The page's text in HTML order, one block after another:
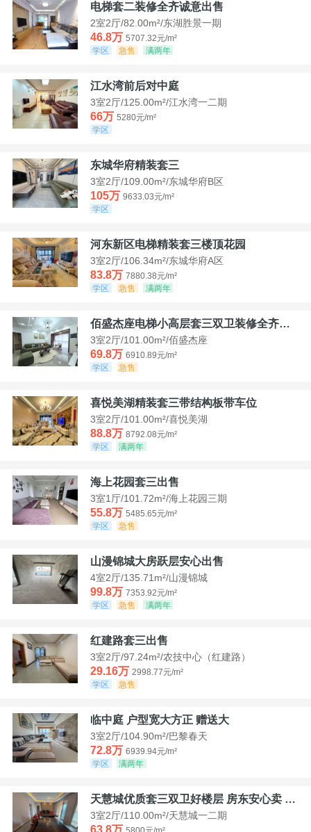
电梯套二装修全齐诚意出售
2室2厅/82.00m²/东湖胜景一期
46.8万 5707.32元/m²
学区
急售 满两年
江水湾前后对中庭
3室2厅/125.00m²/江水湾一二期
66万 5280元/m²
学区
东城华府精装套三
3室2厅/109.00m²/东城华府B区
105万 9633.03元/m²
学区
河东新区电梯精装套三楼顶花园
3室2厅/106.34m²/东城华府A区
83.8万 7880.38元/m²
学区
急售 满两年
佰盛杰座电梯小高层套三双卫装修全齐诚意出售
3室2厅/101.00m²/佰盛杰座
69.8万 6910.89元/m²
学区
急售
喜悦美湖精装套三带结构板带车位
3室2厅/101.00m²/喜悦美湖
88.8万 8792.08元/m²
学区
满两年
海上花园套三出售
3室1厅/101.72m²/海上花园三期
55.8万 5485.65元/m²
学区
急售
山漫锦城大房跃层安心出售
4室2厅/135.71m²/山漫锦城
99.8万 7353.92元/m²
学区
急售 满两年
红建路套三出售
3室2厅/97.24m²/农技中心（红建路）
29.16万 2998.77元/m²
学区
急售
临中庭 户型宽大方正 赠送大
3室2厅/104.90m²/巴黎春天
72.8万 6939.94元/m²
学区
满两年
天慧城优质套三双卫好楼层 房东安心卖 价格好谈
3室2厅/110.00m²/天慧城一二期
63.8万